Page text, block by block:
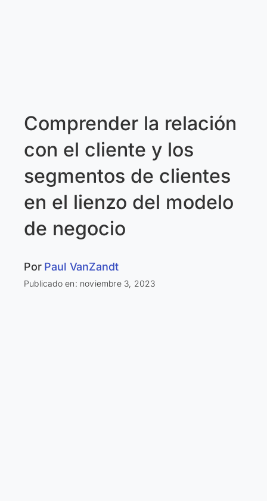
Comprender la relación
con el cliente y los
segmentos de clientes
en el lienzo del modelo
de negocio
Por Paul VanZandt
Publicado en: noviembre 3, 2023